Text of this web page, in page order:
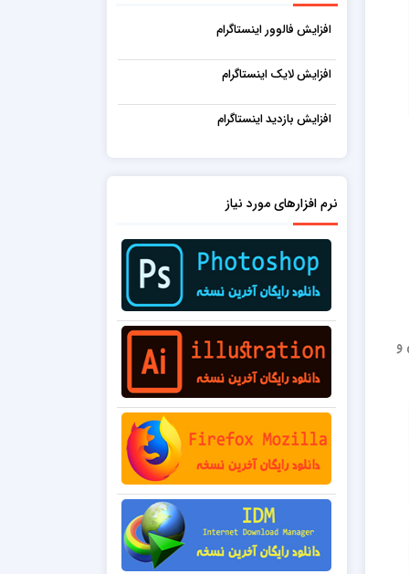
و
افزایش فالوور اینستاگرام
افزایش لایک اینستاگرام
افزایش بازدید اینستاگرام
نرم افزارهای مورد نیاز